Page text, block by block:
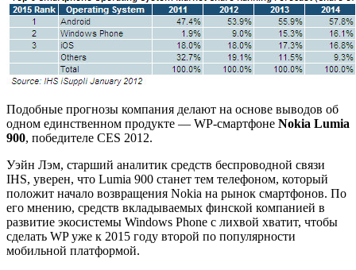
Подобные прогнозы компания делают на основе выводов об
одном единственном продукте — WP-смартфоне Nokia Lumia
900, победителе CES 2012.
Уэйн Лэм, старший аналитик средств беспроводной связи
IHS, уверен, что Lumia 900 станет тем телефоном, который
положит начало возвращения Nokia на рынок смартфонов. По
его мнению, средств вкладываемых финской компанией в
развитие экосистемы Windows Phone с лихвой хватит, чтобы
сделать WP уже к 2015 году второй по популярности
мобильной платформой.